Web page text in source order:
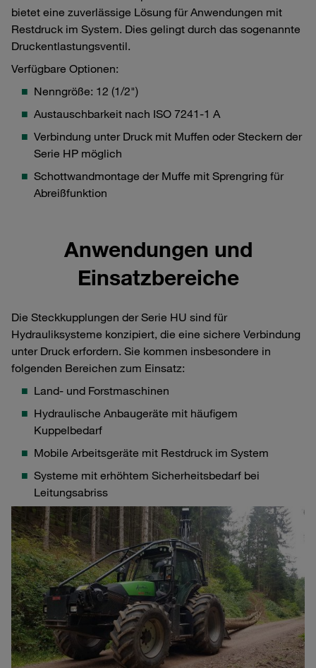
bietet eine zuverlässige Lösung für Anwendungen mit
Restdruck im System. Dies gelingt durch das sogenannte
Druckentlastungsventil.
Verfügbare Optionen:
Nenngröße: 12 (1/2")
Austauschbarkeit nach ISO 7241-1 A
Verbindung unter Druck mit Muffen oder Steckern der
Serie HP möglich
Schottwandmontage der Muffe mit Sprengring für
Abreißfunktion
Anwendungen und
Einsatzbereiche
Die Steckkupplungen der Serie HU sind für
Hydrauliksysteme konzipiert, die eine sichere Verbindung
unter Druck erfordern. Sie kommen insbesondere in
folgenden Bereichen zum Einsatz:
Land- und Forstmaschinen
Hydraulische Anbaugeräte mit häufigem
Kuppelbedarf
Mobile Arbeitsgeräte mit Restdruck im System
Systeme mit erhöhtem Sicherheitsbedarf bei
Leitungsabriss